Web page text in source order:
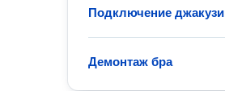
Подключение джакузи
Демонтаж бра